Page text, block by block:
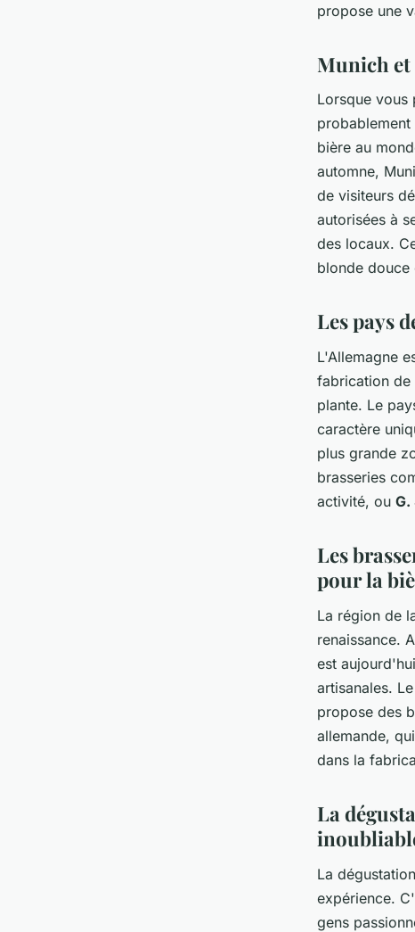
propose une
Munich et
Lorsque vous
bière au
automne,
de visiteurs
autorisées à
des locaux.
blonde douce
Les pays
L'Allemagne
fabrication de
plante. Le
caractère
plus grande
brasseries
activité, ou G.
Les
pour la
La région de
renaissance.
est
artisanales. Le
propose des
allemande,
dans la
La
La
expérience.
gens